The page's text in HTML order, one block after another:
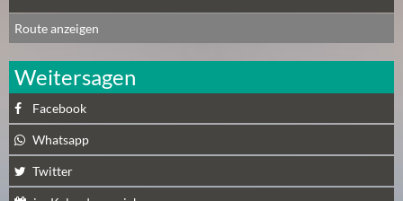
A
U
G
U
T
(
1
7
Route anzeigen
Weitersagen
Facebook
Whatsapp
Twitter